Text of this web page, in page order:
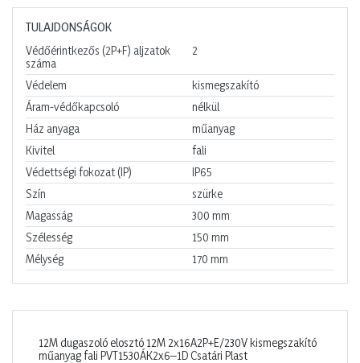
TULAJDONSÁGOK
Védőérintkezős (2P+F) aljzatok
száma
2
Védelem
kismegszakító
Áram-védőkapcsoló
nélkül
Ház anyaga
műanyag
Kivitel
fali
Védettségi fokozat (IP)
IP65
Szín
szürke
Magasság
300 mm
Szélesség
150 mm
Mélység
170 mm
12M dugaszoló elosztó 12M 2x16A2P+E/230V kismegszakító
műanyag fali PVT1530ÁK2x6–1D Csatári Plast